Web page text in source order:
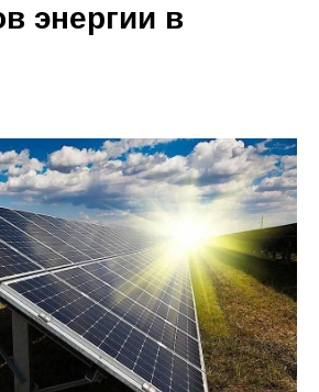
энергии в